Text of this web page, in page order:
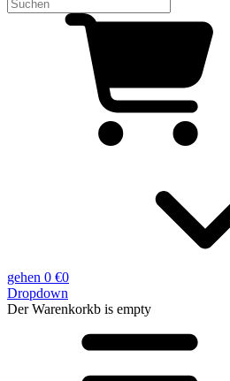
gehen 0 €0
Dropdown
Der Warenkorkb is empty